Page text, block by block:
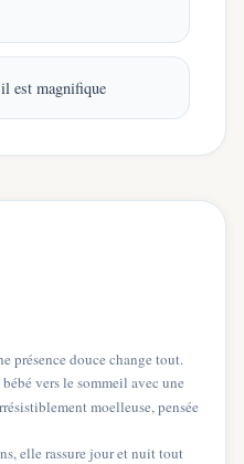
est magnifique
présence douce change tout.
vers le sommeil avec une
moelleuse, pensée
elle rassure jour et nuit tout